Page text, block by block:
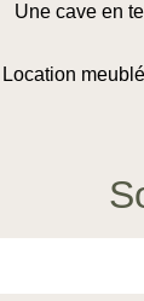
Une cave en
Location